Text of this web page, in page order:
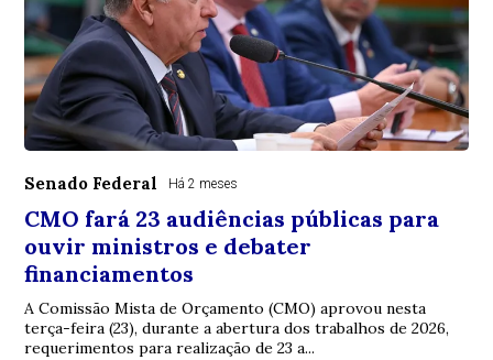
Senado Federal Há 2 meses
CMO fará 23 audiências públicas para
ouvir ministros e debater
financiamentos
A Comissão Mista de Orçamento (CMO) aprovou nesta
terça-feira (23), durante a abertura dos trabalhos de 2026,
requerimentos para realização de 23 a...